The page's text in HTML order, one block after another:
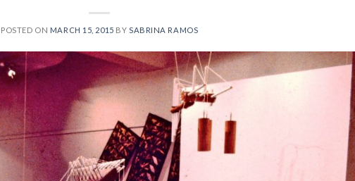
POSTED ON MARCH 15, 2015 BY SABRINA RAMOS